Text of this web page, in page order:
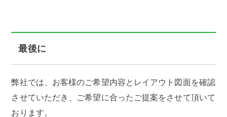
最後に
弊社では、お客様のご希望内容とレイアウト図面を確認
させていただき、ご希望に合ったご提案をさせて頂いて
おります。